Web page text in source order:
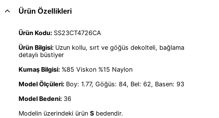
Ürün Özellikleri
Ürün Kodu: SS23CT4726CA
Ürün Bilgisi: Uzun kollu, sırt ve göğüs dekolteli, bağlama
detaylı büstiyer
Kumaş Bilgisi: %85 Viskon %15 Naylon
Model Ölçüleri: Boy: 1.77, Göğüs: 84, Bel: 62, Basen: 93
Model Bedeni: 36
Modelin üzerindeki ürün S bedendir.